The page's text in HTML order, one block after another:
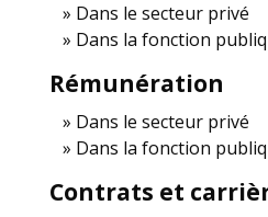
Dans le secteur privé
Dans la fonction
Rémunération
Dans le secteur privé
Dans la fonction
Contrats et